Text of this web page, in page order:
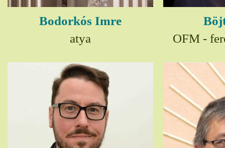
Bodorkós Imre
atya
OFM -